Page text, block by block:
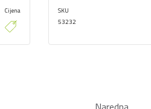
Cijena
SKU
53232